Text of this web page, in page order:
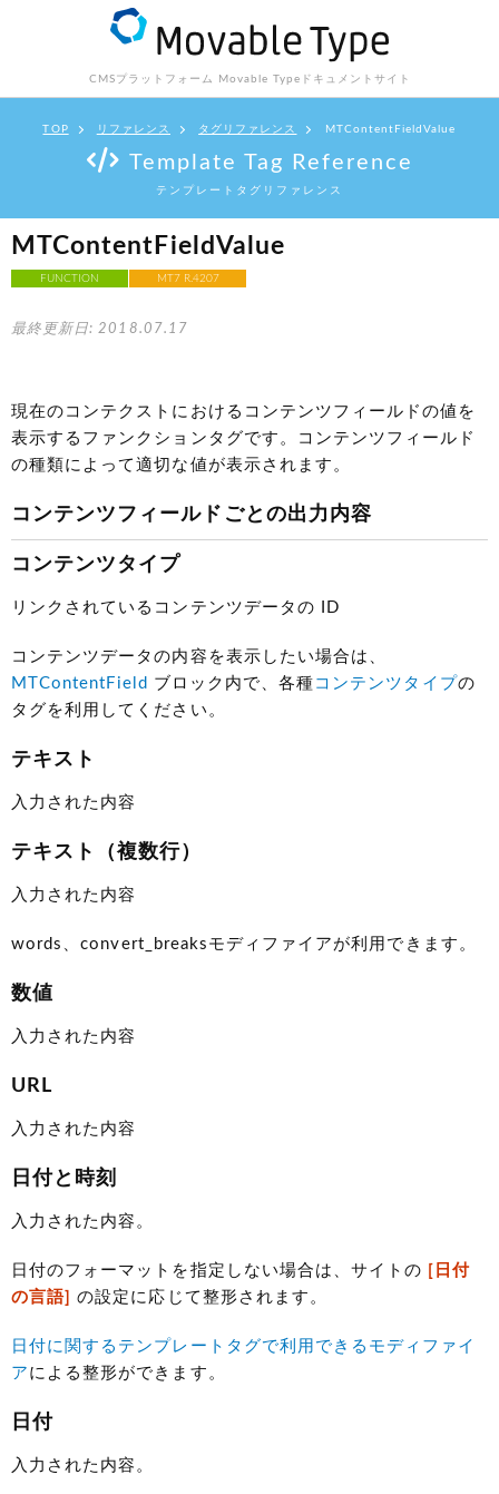
CMSプラットフォーム Movable Type ドキュメントサイト
TOP リファレンス タグリファレンス MTContentFieldValue
Template Tag Reference
テンプレートタグリファレンス
MTContentFieldValue
FUNCTION MT7 R.4207
最終更新日: 2018.07.17
現在のコンテクストにおけるコンテンツフィールドの値を
表示するファンクションタグです。コンテンツフィールド
の種類によって適切な値が表示されます。
コンテンツフィールドごとの出力内容
コンテンツタイプ
リンクされているコンテンツデータの ID
コンテンツデータの内容を表示したい場合は、
MTContentField ブロック内で、各種 コンテンツタイプの
タグを利用してください。
テキスト
入力された内容
テキスト（複数行）
入力された内容
words、convert_breaksモディファイアが利用できます。
数値
入力された内容
URL
入力された内容
日付と時刻
入力された内容。
日付のフォーマットを指定しない場合は、サイトの [日付
の言語] の設定に応じて整形されます。
日付に関するテンプレートタグで利用できるモディファイ
ア による整形ができます。
日付
入力された内容。